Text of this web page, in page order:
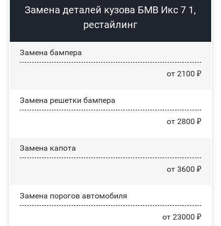
Замена деталей кузова БМВ Икс 7 1,
рестайлинг
Замена бампера
от 2100 ₽
Замена решетки бампера
от 2800 ₽
Замена капота
от 3600 ₽
Замена порогов автомобиля
от 23000 ₽